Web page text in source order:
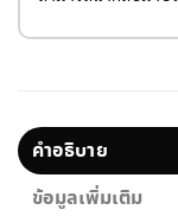
คำอธิบาย
ข้อมูลเพิ่มเติม